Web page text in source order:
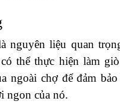
nguyên liệu quan
thể thực hiện làm
ngoài chợ để đảm
ngon của nó.